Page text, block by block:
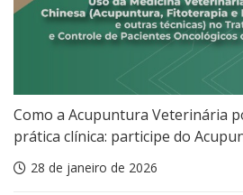
Como a Acupuntura Veterinária
prática clínica: participe do
28 de janeiro de 2026